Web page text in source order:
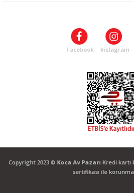
Facebook Instagram
Copyright 2023 © Koca Av Pazarı Kredi kartı
sertifikası ile